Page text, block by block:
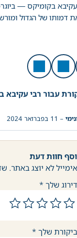
עקיבא בקומיקס —
דמותו של הגדול
רבי עקיבא
– 11 בפברואר 2024
חוות דעת
לא יוצג באתר.
שלך *
שלך *